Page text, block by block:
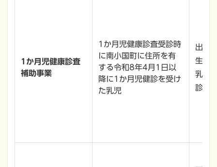
1か月児健康診査
補助事業
1か月児健康診査受診時
に南小国町に住所を有
する令和8年4月1日以
降に1か月児健診を受け
た乳児
出産
生後6
乳児
診査